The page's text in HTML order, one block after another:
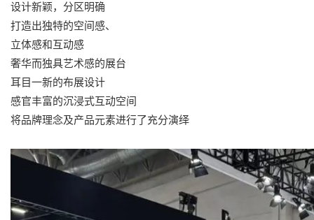
设计新颖，分区明确
打造出独特的空间感、
立体感和互动感
奢华而独具艺术感的展台
耳目一新的布展设计
感官丰富的沉浸式互动空间
将品牌理念及产品元素进行了充分演绎